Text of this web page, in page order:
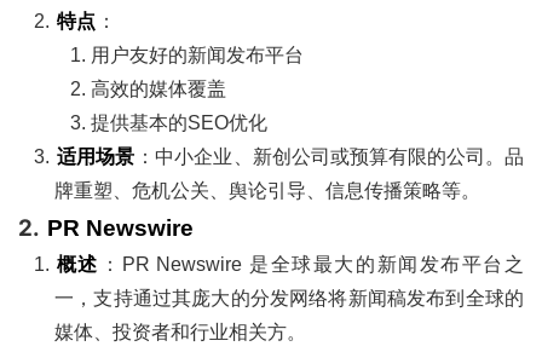
特点 ：
用户友好的新闻发布平台
高效的媒体覆盖
提供基本的SEO优化
适用场景 ：中小企业、新创公司或预算有限的公司。品
牌重塑、危机公关、舆论引导、信息传播策略等。
2. PR Newswire
概述 ：PR Newswire 是全球最大的新闻发布平台之
一，支持通过其庞大的分发网络将新闻稿发布到全球的
媒体、投资者和行业相关方。